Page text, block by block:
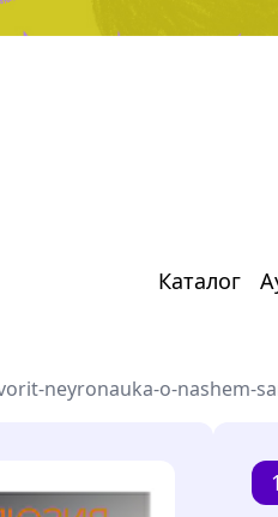
Каталог
neyronauka-o-nashem-